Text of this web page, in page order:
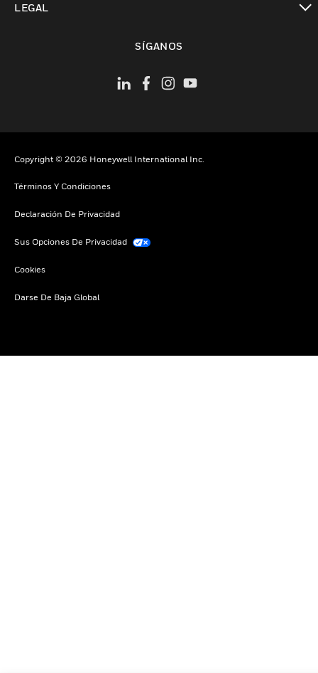
LEGAL
SÍGANOS
Copyright © 2026 Honeywell International Inc.
Términos Y Condiciones
Declaración De Privacidad
Sus Opciones De Privacidad
Cookies
Darse De Baja Global